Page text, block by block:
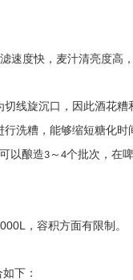
滤速度快，麦汁清亮度高
线旋沉口，因此酒花糟
洗糟，能够缩短糖化时
以酿造3 ～ 4个批次，在
，容积方面有限制。
下：